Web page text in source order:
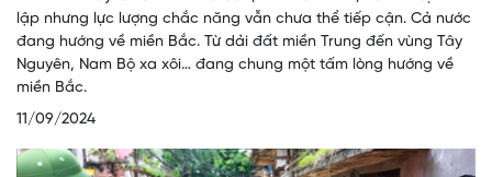
lập nhưng lực lượng chắc năng vẫn chưa thể tiếp cận. Cả nước
đang hướng về miền Bắc. Từ dải đất miền Trung đến vùng Tây
Nguyên, Nam Bộ xa xôi… đang chung một tấm lòng hướng về
miền Bắc.
11/09/2024